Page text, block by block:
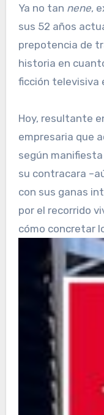
Ya no tan nene,
sus 52 años
prepotencia de
historia en
ficción televisiva
Hoy, resultante
empresaria que
según
su contracara
con sus ganas
por el recorrido
cómo concretar